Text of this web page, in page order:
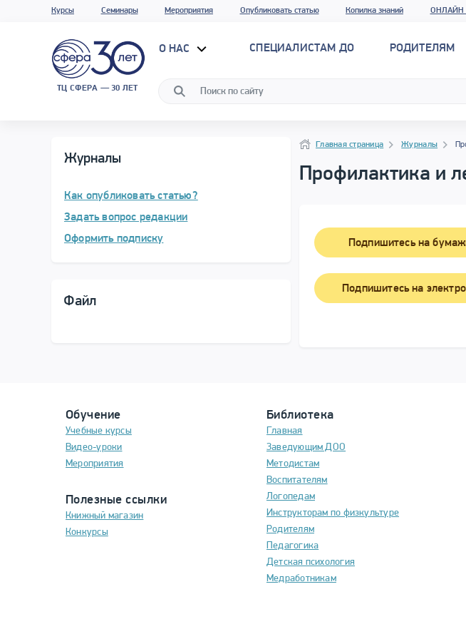
Курсы Семинары Мероприятия Опубликовать статью Копилка знаний ОНЛАЙН
ТЦ СФЕРА — 30 ЛЕТ
О НАС СПЕЦИАЛИСТАМ ДО РОДИТЕЛЯМ
Журналы
Как опубликовать статью?
Задать вопрос редакции
Оформить подписку
Файл
Навигация
НавигацияГлавная страница Журналы
Профилактика и
Подпишитесь на
Подпишитесь на
Обучение
Учебные курсы
Видео-уроки
Мероприятия
Полезные ссылки
Книжный магазин
Конкурсы
Библиотека
Главная
Заведующим ДОО
Методистам
Воспитателям
Логопедам
Инструкторам по физкультуре
Родителям
Педагогика
Детская психология
Медработникам